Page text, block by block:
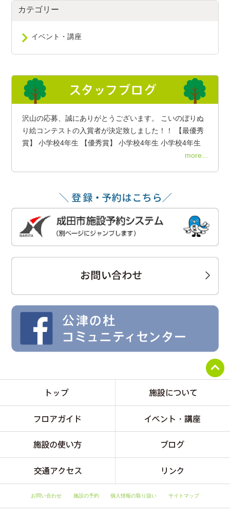
カテゴリー
イベント・講座
沢山の応募、誠にありがとうございます。 こいのぼりぬ
り絵コンテストの入賞者が決定致しました！！ 【最優秀
賞】 小学校4年生 【優秀賞】 小学校4年生 小学校4年生
more...
お問い合わせ 施設の予約 個人情報の取り扱い サイトマップ